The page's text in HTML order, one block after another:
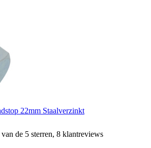
22mm Staalverzinkt
de 5 sterren, 8 klantreviews